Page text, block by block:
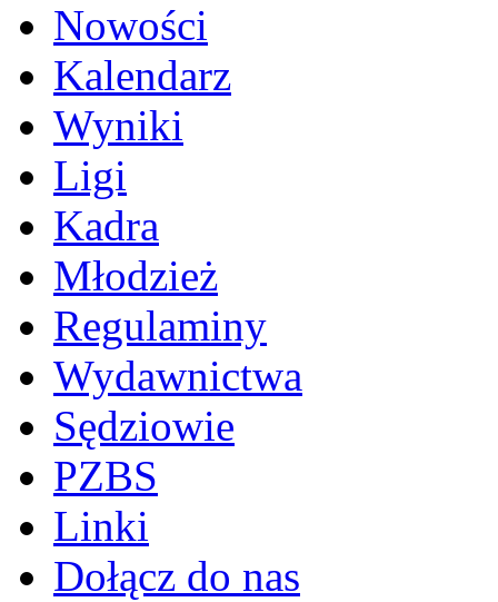
Nowości
Kalendarz
Wyniki
Ligi
Kadra
Młodzież
Regulaminy
Wydawnictwa
Sędziowie
PZBS
Linki
Dołącz do nas